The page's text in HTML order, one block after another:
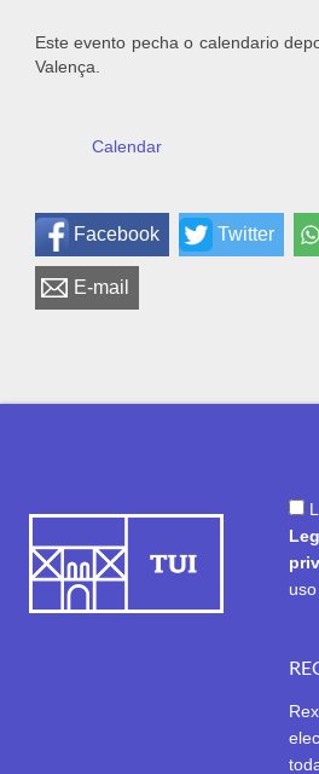
Este evento pecha o calendario
Valença.
Calendar
Facebook Twitter
E-mail